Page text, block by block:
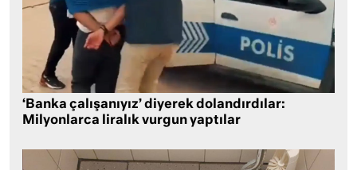
‘Banka çalışanıyız’ diyerek dolandırdılar:
Milyonlarca liralık vurgun yaptılar